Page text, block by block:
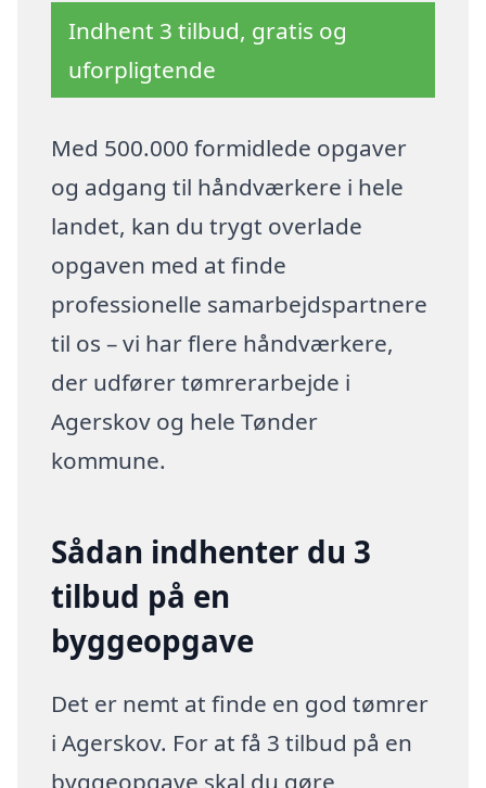
Indhent 3 tilbud, gratis og
uforpligtende
Med 500.000 formidlede opgaver
og adgang til håndværkere i hele
landet, kan du trygt overlade
opgaven med at finde
professionelle samarbejdspartnere
til os – vi har flere håndværkere,
der udfører tømrerarbejde i
Agerskov og hele Tønder
kommune.
Sådan indhenter du 3
tilbud på en
byggeopgave
Det er nemt at finde en god tømrer
i Agerskov. For at få 3 tilbud på en
byggeopgave skal du gøre